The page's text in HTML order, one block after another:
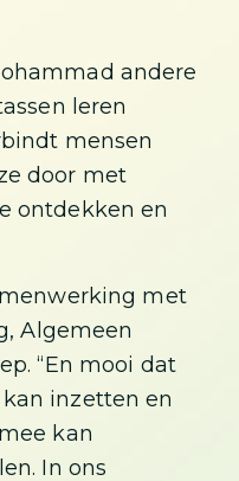
andere
leren
mensen
door met
ontdekken en
met
Algemeen
“En mooi dat
inzetten en
kan
In ons